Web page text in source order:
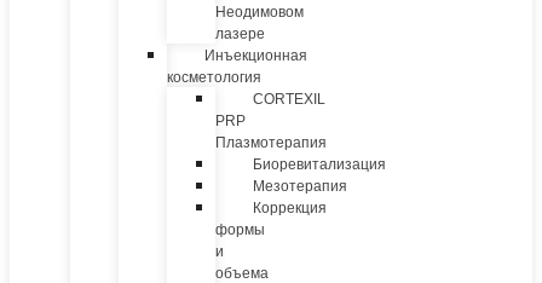
Неодимовом
лазере
Инъекционная
косметология
CORTEXIL
PRP
Плазмотерапия
Биоревитализация
Мезотерапия
Коррекция
формы
и
объема